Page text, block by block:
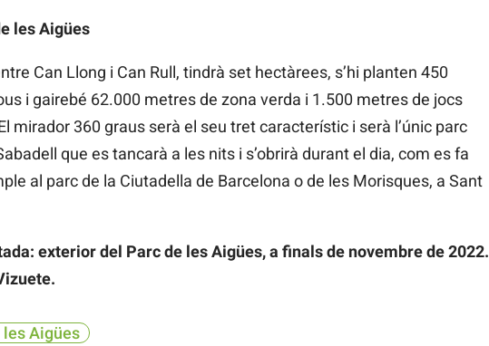
les Aigües
Can Llong i Can Rull, tindrà set hectàrees, s’hi planten 450
i gairebé 62.000 metres de zona verda i 1.500 metres de jocs
mirador 360 graus serà el seu tret característic i serà l’únic parc
que es tancarà a les nits i s’obrirà durant el dia, com es fa
al parc de la Ciutadella de Barcelona o de les Morisques, a Sant
exterior del Parc de les Aigües, a finals de novembre de 2022.
les Aigües